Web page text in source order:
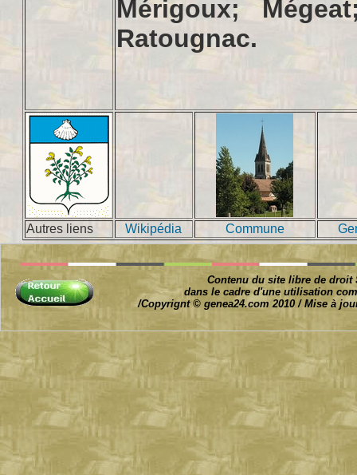
Mérigoux;
Ratougnac.
Autres liens Wikipédia Commune
Contenu du site libre de droit
dans le cadre d'une utilisation
/Copyrignt © genea24.com 2010 / Mise à